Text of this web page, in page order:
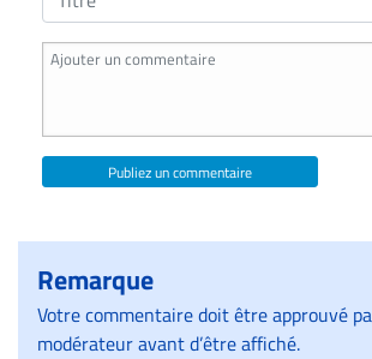
Publiez un commentaire
Remarque
Votre commentaire doit être approuvé
modérateur avant d’être affiché.